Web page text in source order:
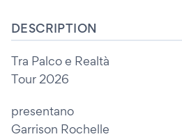
DESCRIPTION
Tra Palco e Realtà
Tour 2026
presentano
Garrison Rochelle